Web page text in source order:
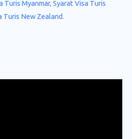
Turis Myanmar, Syarat Visa Turis
Turis New Zealand.